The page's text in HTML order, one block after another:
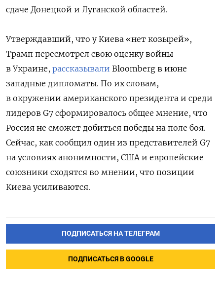
сдаче Донецкой и Луганской областей.
Утверждавший, что у Киева «нет козырей»,
Трамп пересмотрел свою оценку войны
в Украине, рассказывали Bloomberg в июне
западные дипломаты. По их словам,
в окружении американского президента и среди
лидеров G7 сформировалось общее мнение, что
Россия не сможет добиться победы на поле боя.
Сейчас, как сообщил один из представителей G7
на условиях анонимности, США и европейские
союзники сходятся во мнении, что позиции
Киева усиливаются.
ПОДПИСАТЬСЯ НА ТЕЛЕГРАМ
ПОДПИСАТЬСЯ В GOOGLE